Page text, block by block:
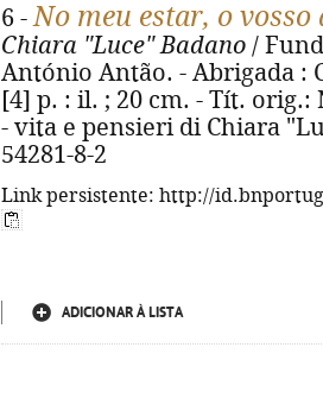
6 -No meu estar, o vosso
Chiara "Luce" Badano /
António Antão. - Abrigada :
[4] p. : il. ; 20 cm. - Tít.
- vita e pensieri di Chiara
54281-8-2
Link persistente: http://
ADICIONAR À LISTA